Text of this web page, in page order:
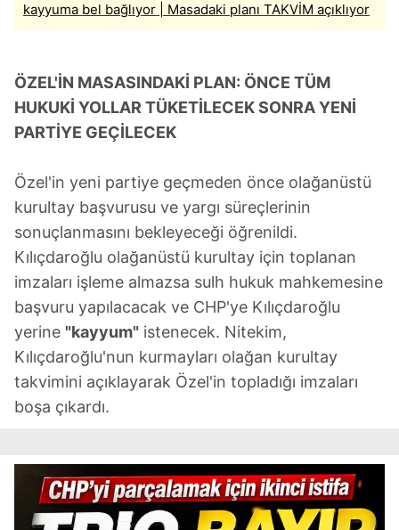
kayyuma bel bağlıyor | Masadaki planı TAKVİM açıklıyor
ÖZEL'İN MASASINDAKİ PLAN: ÖNCE TÜM
HUKUKİ YOLLAR TÜKETİLECEK SONRA YENİ
PARTİYE GEÇİLECEK
Özel'in yeni partiye geçmeden önce olağanüstü
kurultay başvurusu ve yargı süreçlerinin
sonuçlanmasını bekleyeceği öğrenildi.
Kılıçdaroğlu olağanüstü kurultay için toplanan
imzaları işleme almazsa sulh hukuk mahkemesine
başvuru yapılacacak ve CHP'ye Kılıçdaroğlu
yerine "kayyum" istenecek. Nitekim,
Kılıçdaroğlu'nun kurmayları olağan kurultay
takvimini açıklayarak Özel'in topladığı imzaları
boşa çıkardı.